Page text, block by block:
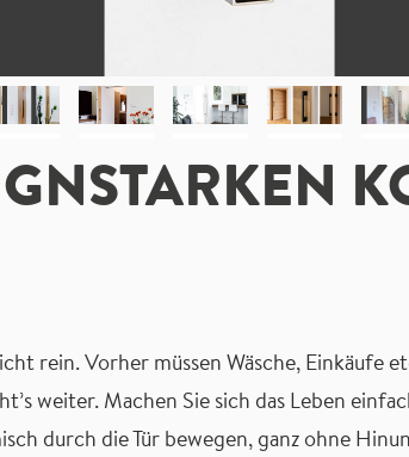
rein. Vorher müssen Wäsche, Einkäufe
weiter. Machen Sie sich das Leben
durch die Tür bewegen, ganz ohne